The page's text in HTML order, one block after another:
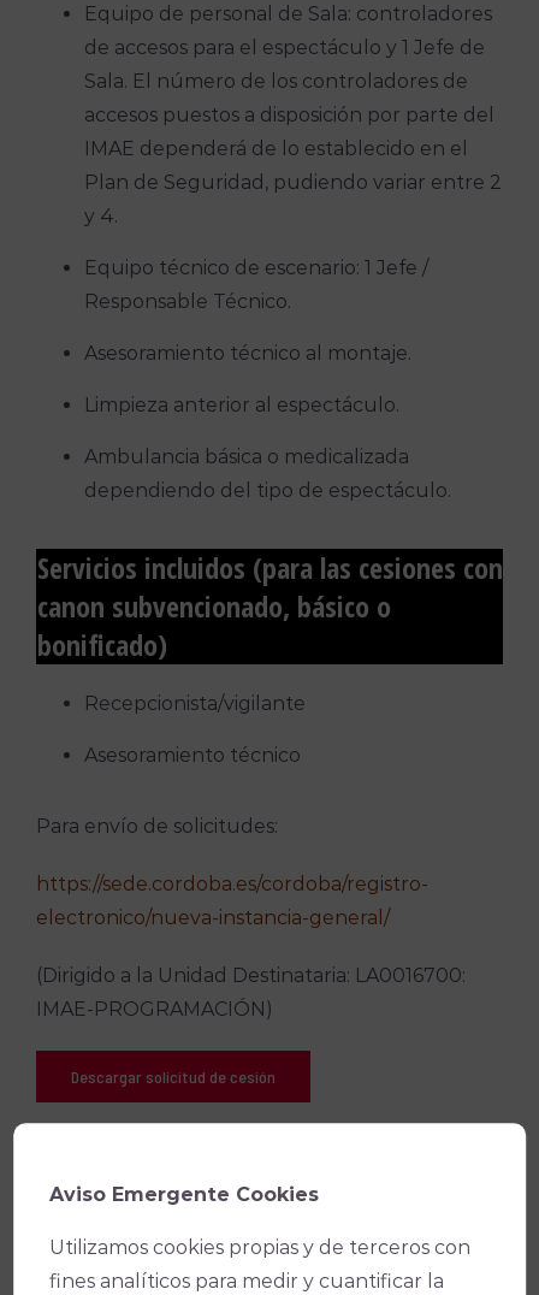
Equipo de personal de Sala: controladores
de accesos para el espectáculo y 1 Jefe de
Sala. El número de los controladores de
accesos puestos a disposición por parte del
IMAE dependerá de lo establecido en el
Plan de Seguridad, pudiendo variar entre 2
y 4.
Equipo técnico de escenario: 1 Jefe /
Responsable Técnico.
Asesoramiento técnico al montaje.
Limpieza anterior al espectáculo.
Ambulancia básica o medicalizada
dependiendo del tipo de espectáculo.
Servicios incluidos (para las cesiones con
canon subvencionado, básico o
bonificado)
Recepcionista/vigilante
Asesoramiento técnico
Para envío de solicitudes:
https://sede.cordoba.es/cordoba/registro-
electronico/nueva-instancia-general/
(Dirigido a la Unidad Destinataria: LA0016700:
IMAE-PROGRAMACIÓN)
Descargar solicitud de cesión
Buscar:
Aviso Emergente Cookies
Utilizamos cookies propias y de terceros con
fines analíticos para medir y cuantificar la